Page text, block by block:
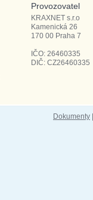
Provozovatel
KRAXNET s.r.o
Kamenická 26
170 00 Praha 7
IČO: 26460335
DIČ: CZ26460335
Dokumenty